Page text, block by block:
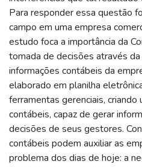
Para responder essa questão
campo em uma empresa
estudo foca a importância da
tomada de decisões através
informações contábeis da
elaborado em planilha
ferramentas gerenciais, criando
contábeis, capaz de gerar
decisões de seus gestores.
contábeis podem auxiliar as
problema dos dias de hoje: a